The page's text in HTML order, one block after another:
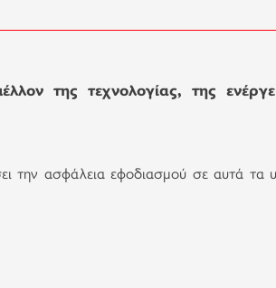
της τεχνολογίας, της
την ασφάλεια εφοδιασμού σε αυτά τα